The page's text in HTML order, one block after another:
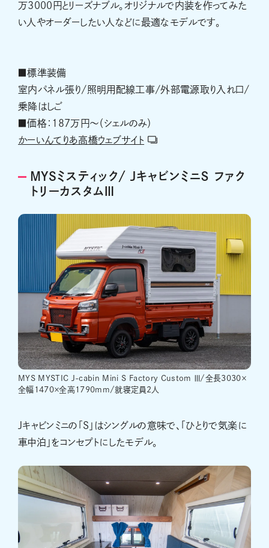
万3000円とリーズナブル。オリジナルで内装を作ってみた
い人やオーダーしたい人などに最適なモデルです。
■標準装備
室内パネル張り/照明用配線工事/外部電源取り入れ口/
乗降はしご
■価格：187万円〜（シェルのみ）
かーいんてりあ高橋ウェブサイト
MYSミスティック/ JキャビンミニＳ ファク
トリーカスタムⅢ
MYS MYSTIC J-cabin Mini S Factory Custom Ⅲ/全長3030×
全幅1470×全高1790mm/就寝定員2人
Jキャビンミニの「S」はシングルの意味で、「ひとりで気楽に
車中泊」をコンセプトにしたモデル。